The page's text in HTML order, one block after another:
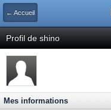
← Accueil
Profil de shino
Mes informations